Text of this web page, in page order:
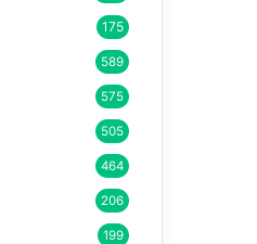
175
589
575
505
464
206
199